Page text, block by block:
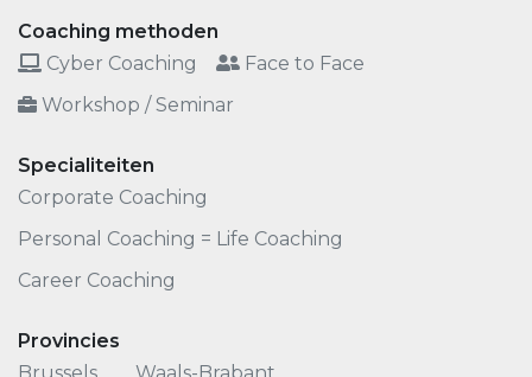
Coaching methoden
Cyber Coaching
Face to Face
Workshop / Seminar
Specialiteiten
Corporate Coaching
Personal Coaching = Life Coaching
Career Coaching
Provincies